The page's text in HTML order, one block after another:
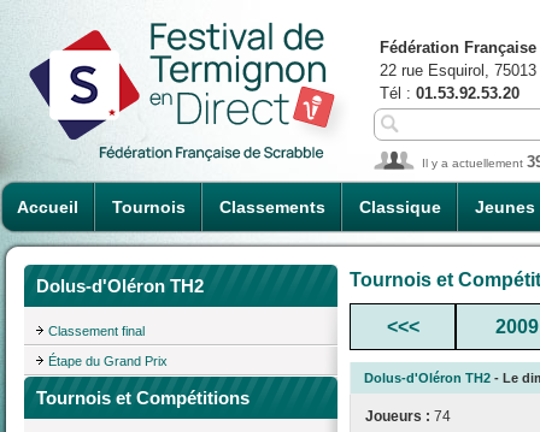
Accueil Tournois Classements Classique Jeunes
Fédération
22 rue Esquirol,
Tél : 01.53.92.53.20
Il y a actuellement
Dolus-d'Oléron TH2
Classement final
Étape du Grand Prix
Tournois et Compétitions
Tournois et
<<< 2009
Dolus-d'Oléron TH2 - Le
Joueurs : 74